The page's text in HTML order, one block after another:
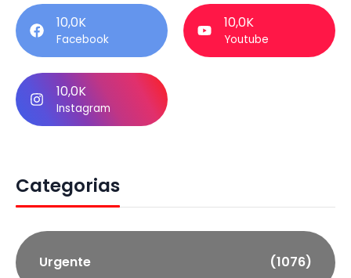
10,0K
Facebook
10,0K
Youtube
10,0K
Instagram
Categorias
Urgente (1076)